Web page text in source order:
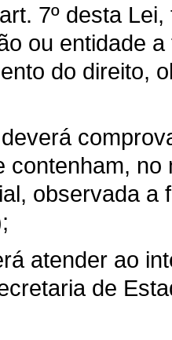
7º desta
ou entidade
do direito,
contenham,
observada a
atender ao
de